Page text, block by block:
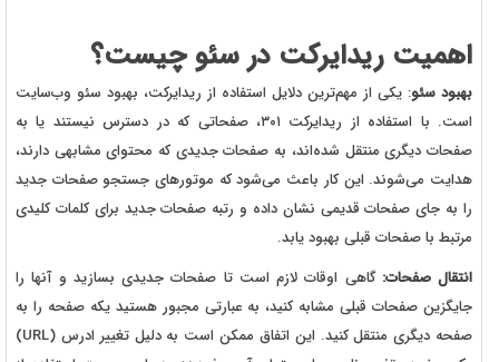
اهمیت ریدایرکت در سئو چیست؟
بهبود سئو: یکی از مهم‌ترین دلایل استفاده از ریدایرکت، بهبود سئو وب‌سایت
است. با استفاده از ریدایرکت ۳۰۱، صفحاتی که در دسترس نیستند یا به
صفحات دیگری منتقل شده‌اند، به صفحات جدیدی که محتوای مشابهی دارند،
هدایت می‌شوند. این کار باعث می‌شود که موتورهای جستجو صفحات جدید
را به جای صفحات قدیمی نشان داده و رتبه صفحات جدید برای کلمات کلیدی
مرتبط با صفحات قبلی بهبود یابد.
انتقال صفحات: گاهی اوقات لازم است تا صفحات جدیدی بسازید و آنها را
جایگزین صفحات قبلی مشابه کنید، به عبارتی مجبور هستید یکه صفحه را به
صفحه دیگری منتقل کنید. این اتفاق ممکن است به دلیل تغییر ادرس (URL)